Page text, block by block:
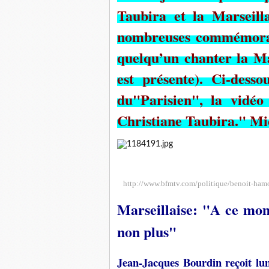
Taubira et la
nombreuses
quelqu’un chanter la
est présente). Ci-
du"Parisien", la
Christiane Taubira."
http://www.bfmtv.com/politique/benoit-
Marseillaise: "A ce
non plus"
Jean-Jacques Bourdin reçoit